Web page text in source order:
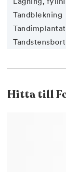
Tandblekning
Hitta till